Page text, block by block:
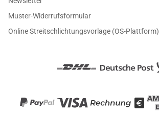
Muster-Widerrufsformular
Online Streitschlichtungsvorlage (OS-Plattform)